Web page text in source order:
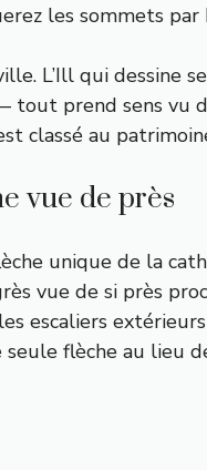
les sommets
L’Ill qui dessine
prend sens vu
au
vue de près
unique de la
vue de si près
escaliers
flèche au lieu